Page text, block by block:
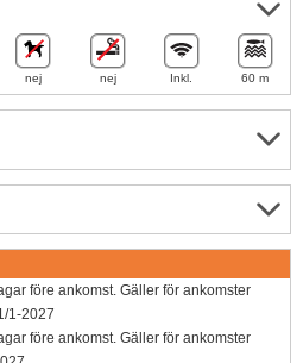
nej nej Inkl. 60 m
före ankomst. Gäller för ankomster
1-2027
före ankomst. Gäller för ankomster